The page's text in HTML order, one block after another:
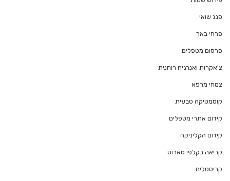
פנג שואי
פרחי באך
פרסום מטפלים
צ'אקרות ואנרגיה רוחנית
צמחי מרפא
קוסמטיקה טבעית
קידום אתרי מטפלים
קידום הקליניקה
קריאה בקלפי טארוט
קריסטלים